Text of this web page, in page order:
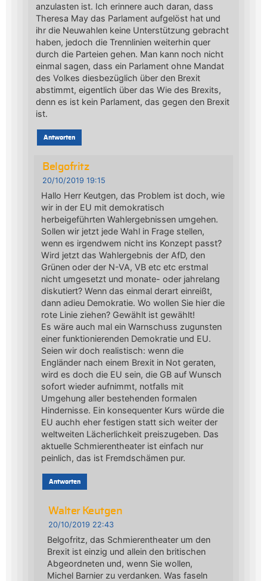
anzulasten ist. Ich erinnere auch daran, dass
Theresa May das Parlament aufgelöst hat und
ihr die Neuwahlen keine Unterstützung gebracht
haben, jedoch die Trennlinien weiterhin quer
durch die Parteien gehen. Man kann noch nicht
einmal sagen, dass ein Parlament ohne Mandat
des Volkes diesbezüglich über den Brexit
abstimmt, eigentlich über das Wie des Brexits,
denn es ist kein Parlament, das gegen den Brexit
ist.
Antworten
Belgofritz
20/10/2019 19:15
Hallo Herr Keutgen, das Problem ist doch, wie
wir in der EU mit demokratisch
herbeigeführten Wahlergebnissen umgehen.
Sollen wir jetzt jede Wahl in Frage stellen,
wenn es irgendwem nicht ins Konzept passt?
Wird jetzt das Wahlergebnis der AfD, den
Grünen oder der N-VA, VB etc etc erstmal
nicht umgesetzt und monate- oder jahrelang
diskutiert? Wenn das einmal derart einreißt,
dann adieu Demokratie. Wo wollen Sie hier die
rote Linie ziehen? Gewählt ist gewählt!
Es wäre auch mal ein Warnschuss zugunsten
einer funktionierenden Demokratie und EU.
Seien wir doch realistisch: wenn die
Engländer nach einem Brexit in Not geraten,
wird es doch die EU sein, die GB auf Wunsch
sofort wieder aufnimmt, notfalls mit
Umgehung aller bestehenden formalen
Hindernisse. Ein konsequenter Kurs würde die
EU auchh eher festigen statt sich weiter der
weltweiten Lächerlichkeit preiszugeben. Das
aktuelle Schmierentheater ist einfach nur
peinlich, das ist Fremdschämen pur.
Antworten
Walter Keutgen
20/10/2019 22:43
Belgofritz, das Schmierentheater um den
Brexit ist einzig und allein den britischen
Abgeordneten und, wenn Sie wollen,
Michel Barnier zu verdanken. Was faseln